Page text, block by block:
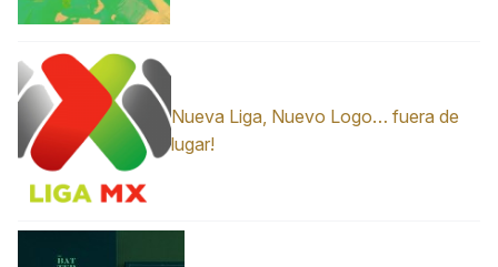
Nueva Liga, Nuevo Logo… fuera de
lugar!